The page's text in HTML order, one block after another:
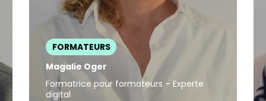
FORMATEURS
Magalie Oger
Formatrice pour formateurs – Experte
digital